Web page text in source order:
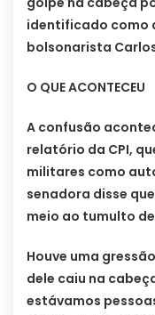
identificado como
bolsonarista
O QUE ACONTECEU
A confusão
relatório da CPI,
militares como
senadora disse
meio ao tumulto
Houve uma
dele caiu na
estávamos